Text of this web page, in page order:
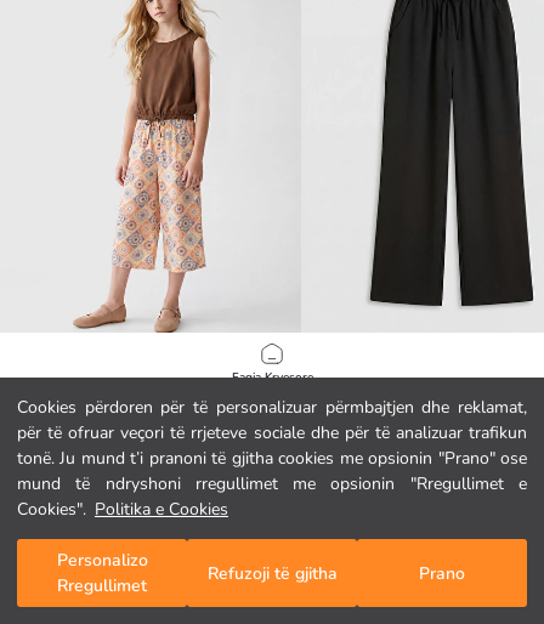
Cookies përdoren për të personalizuar përmbajtjen dhe reklamat,
për të ofruar veçori të rrjeteve sociale dhe për të analizuar trafikun
tonë. Ju mund t’i pranoni të gjitha cookies me opsionin "Prano" ose
mund të ndryshoni rregullimet me opsionin "Rregullimet e
Cookies". Politika e Cookies
Personalizo
Rregullimet
Refuzoji të gjitha Prano
Faqja Kryesore
Kategoritë
Shporta Ime
Pantallona capri me bel elastik me motive për vajza
7.95 EUR
Pantallona të gjera për vajza
9.95 EUR